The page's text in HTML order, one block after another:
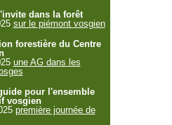
dans la forêt
sur le piémont vosgien
forestière du Centre
une AG dans les
pour l'ensemble
vosgien
première journée de